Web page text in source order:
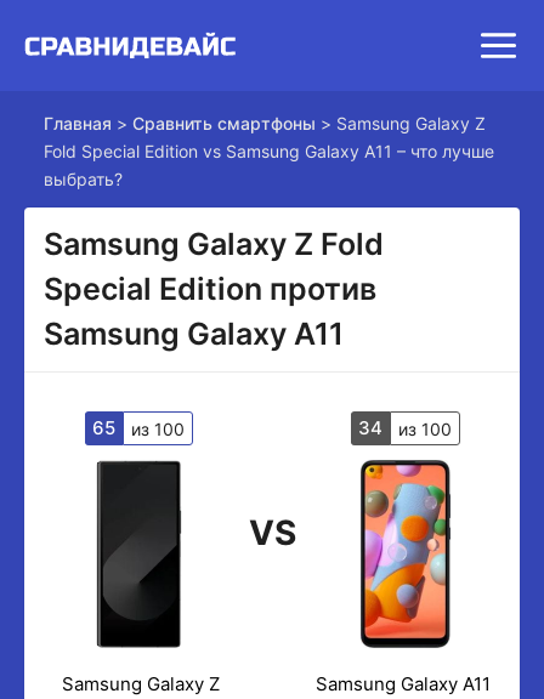
Главная > Сравнить смартфоны > Samsung Galaxy Z
Fold Special Edition vs Samsung Galaxy A11 – что лучше
выбрать?
Samsung Galaxy Z Fold
Special Edition против
Samsung Galaxy A11
65 из 100
VS
34 из 100
Samsung Galaxy Z
Samsung Galaxy A11